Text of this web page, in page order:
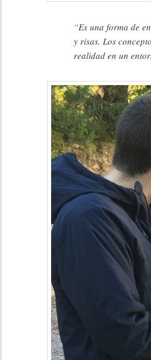
“Es una forma de
y risas. Los
realidad en un